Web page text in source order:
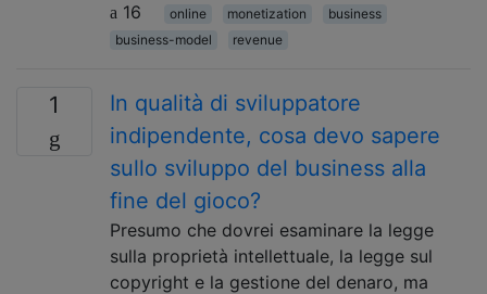
16
online monetization
business
business-model
revenue
1
In qualità di sviluppatore
indipendente, cosa devo sapere
sullo sviluppo del business alla
fine del gioco?
Presumo che dovrei esaminare la legge
sulla proprietà intellettuale, la legge sul
copyright e la gestione del denaro, ma